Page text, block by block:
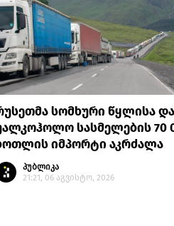
სომხური წყლისა და
სასმელების 70
იმპორტი აკრძალა
პუბლიკა
21:21, 06 აგვისტო, 2026